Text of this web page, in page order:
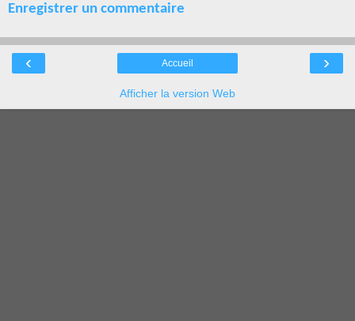
Enregistrer un commentaire
‹ ›
Accueil
Afficher la version Web